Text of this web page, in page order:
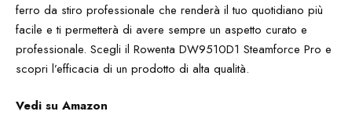
ferro da stiro professionale che renderà il tuo quotidiano più
facile e ti permetterà di avere sempre un aspetto curato e
professionale. Scegli il Rowenta DW9510D1 Steamforce Pro e
scopri l’efficacia di un prodotto di alta qualità.
Vedi su Amazon